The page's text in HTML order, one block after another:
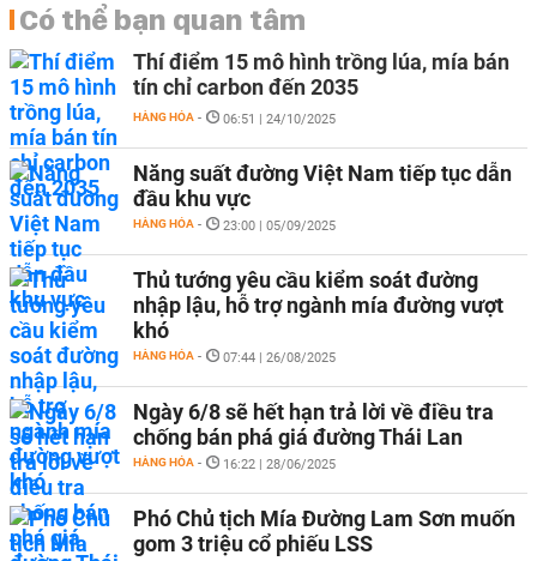
Có thể bạn quan tâm
Thí điểm 15 mô hình trồng lúa, mía bán
tín chỉ carbon đến 2035
HÀNG HÓA - 06:51 | 24/10/2025
Năng suất đường Việt Nam tiếp tục dẫn
đầu khu vực
HÀNG HÓA - 23:00 | 05/09/2025
Thủ tướng yêu cầu kiểm soát đường
nhập lậu, hỗ trợ ngành mía đường vượt
khó
HÀNG HÓA - 07:44 | 26/08/2025
Ngày 6/8 sẽ hết hạn trả lời về điều tra
chống bán phá giá đường Thái Lan
HÀNG HÓA - 16:22 | 28/06/2025
Phó Chủ tịch Mía Đường Lam Sơn muốn
gom 3 triệu cổ phiếu LSS